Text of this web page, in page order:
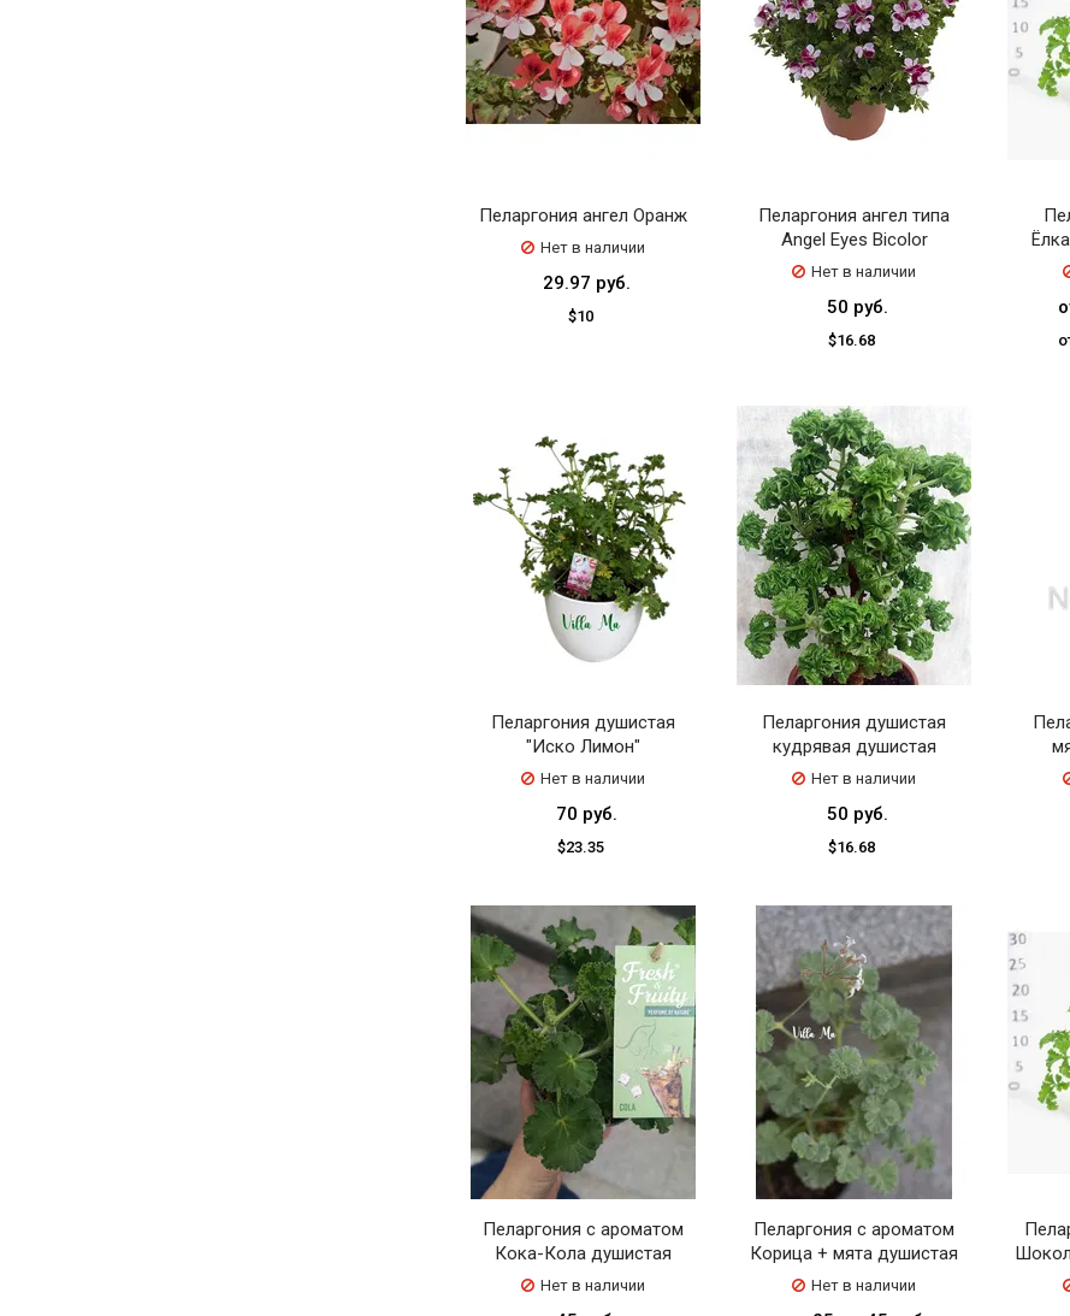
Пеларгония ангел Оранж
Нет в наличии
29.97 руб.
$10
Пеларгония ангел типа
Angel Eyes Bicolor
Нет в наличии
50 руб.
$16.68
Пеларгония душистая
"Иско Лимон"
Нет в наличии
70 руб.
$23.35
Пеларгония душистая
кудрявая душистая
Нет в наличии
50 руб.
$16.68
Пеларгония с ароматом
Кока-Кола душистая
Нет в наличии
Пеларгония с ароматом
Корица + мята душистая
Нет в наличии